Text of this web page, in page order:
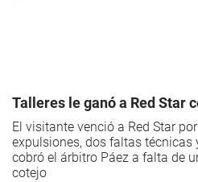
Talleres le ganó a Red Star
El visitante venció a Red Star
expulsiones, dos faltas
cobró el árbitro Páez a falta de
cotejo